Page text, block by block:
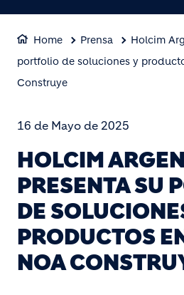
Home Prensa
Holcim
portfolio de soluciones y
Construye
16 de Mayo de 2025
HOLCIM
PRESENTA SU
DE
PRODUCTOS
NOA